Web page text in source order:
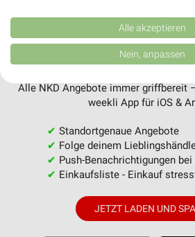
weekli - Prospekte &
Alle NKD Angebote immer griffbereit
weekli App für iOS &
✔ Standortgenaue Angebote
✔ Folge deinem
✔ Push-Benachrichtigungen
✔ Einkaufsliste - Einkauf
JETZT LADEN UND
Kombinationen von Daten aus verschiedenen
Verbesserung der Angebote. Verwendung
von Inhalten.
Daten können außerhalb der Europäischen Union
Website/App.
Partnerliste anzeigen (1 IAB-Anbieter)
IAB-Verarbeitungszwecke:
Speichern von oder Zugriff auf
auf einem Endgerät
Verwendung reduzierter Daten zur
Werbeanzeigen
Alle akzeptieren
Nein, anpassen